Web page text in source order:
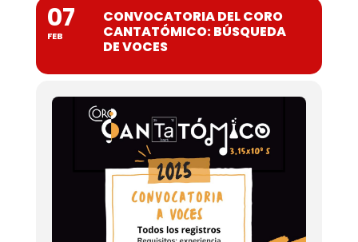
07
FEB
CONVOCATORIA DEL CORO
CANTATÓMICO: BÚSQUEDA
DE VOCES